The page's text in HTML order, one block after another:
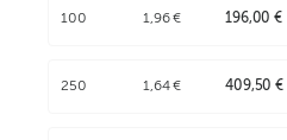
100 1,96 € 196,00 €
250 1,64 € 409,50 €